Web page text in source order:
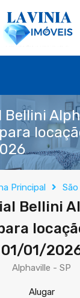
Bellini
Principal
Bellini
01/01/
Alphaville - SP
Alugar